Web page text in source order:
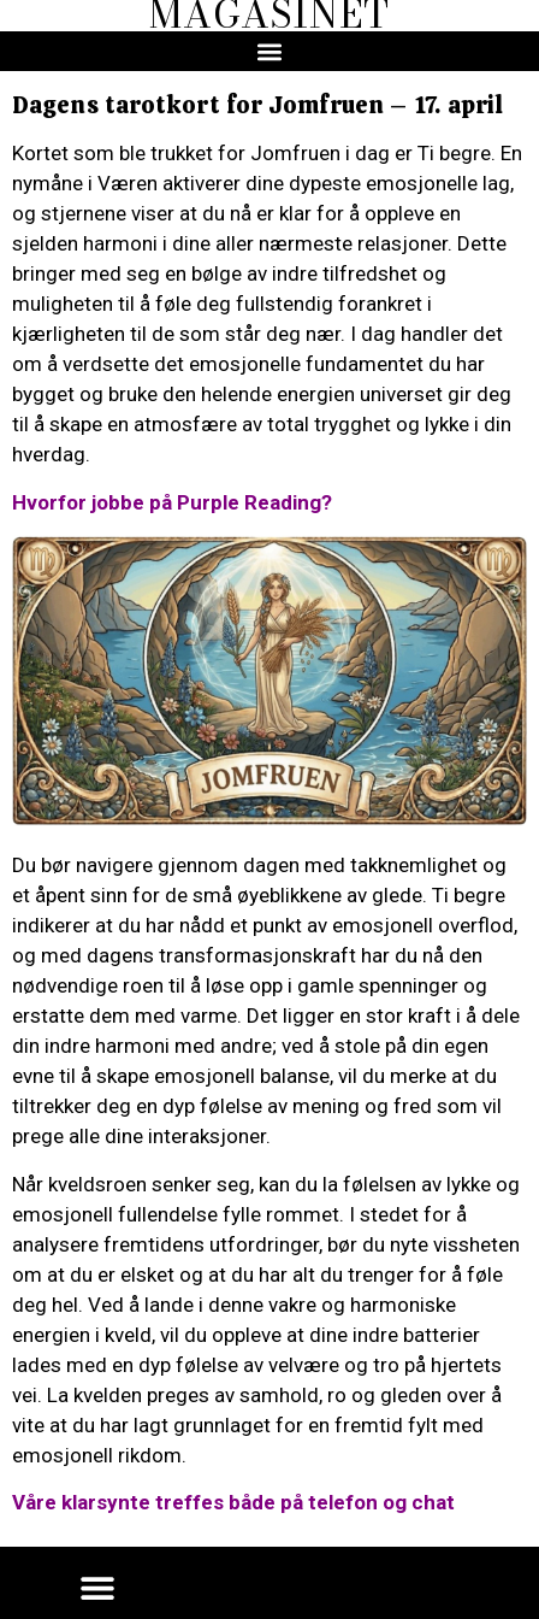
MAGASINET
Dagens tarotkort for Jomfruen – 17. april
Kortet som ble trukket for Jomfruen i dag er Ti begre. En
nymåne i Væren aktiverer dine dypeste emosjonelle lag,
og stjernene viser at du nå er klar for å oppleve en
sjelden harmoni i dine aller nærmeste relasjoner. Dette
bringer med seg en bølge av indre tilfredshet og
muligheten til å føle deg fullstendig forankret i
kjærligheten til de som står deg nær. I dag handler det
om å verdsette det emosjonelle fundamentet du har
bygget og bruke den helende energien universet gir deg
til å skape en atmosfære av total trygghet og lykke i din
hverdag.
Hvorfor jobbe på Purple Reading?
Du bør navigere gjennom dagen med takknemlighet og
et åpent sinn for de små øyeblikkene av glede. Ti begre
indikerer at du har nådd et punkt av emosjonell overflod,
og med dagens transformasjonskraft har du nå den
nødvendige roen til å løse opp i gamle spenninger og
erstatte dem med varme. Det ligger en stor kraft i å dele
din indre harmoni med andre; ved å stole på din egen
evne til å skape emosjonell balanse, vil du merke at du
tiltrekker deg en dyp følelse av mening og fred som vil
prege alle dine interaksjoner.
Når kveldsroen senker seg, kan du la følelsen av lykke og
emosjonell fullendelse fylle rommet. I stedet for å
analysere fremtidens utfordringer, bør du nyte vissheten
om at du er elsket og at du har alt du trenger for å føle
deg hel. Ved å lande i denne vakre og harmoniske
energien i kveld, vil du oppleve at dine indre batterier
lades med en dyp følelse av velvære og tro på hjertets
vei. La kvelden preges av samhold, ro og gleden over å
vite at du har lagt grunnlaget for en fremtid fylt med
emosjonell rikdom.
Våre klarsynte treffes både på telefon og chat